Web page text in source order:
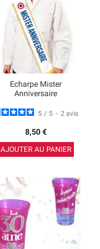
Echarpe Mister
Anniversaire
5 / 5 - 2 avis
8,50 €
AJOUTER AU PANIER